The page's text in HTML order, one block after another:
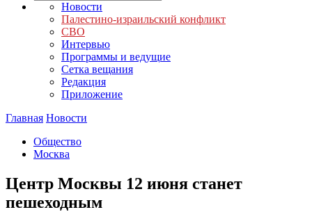
Новости
Палестино-израильский конфликт
СВО
Интервью
Программы и ведущие
Сетка вещания
Редакция
Приложение
Главная Новости
Общество
Москва
Центр Москвы 12 июня станет
пешеходным